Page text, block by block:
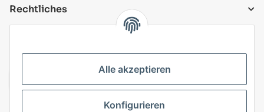
Rechtliches
Alle akzeptieren
Konfigurieren